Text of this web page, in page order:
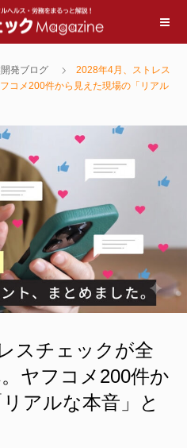
発ブログ
2028年4月、ストレス
コメ200件から見えた現場の「リアル
スチェックが全
ヤフコメ200件か
アルな本音」と